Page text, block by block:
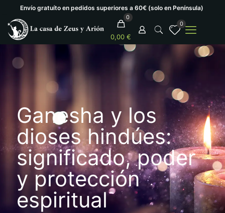
Envío gratuíto en pedidos superiores a 60€ (solo en Península)
0
0,00 €
0
Ganesha y los
dioses hindúes:
significado, poder
y protección
espiritual